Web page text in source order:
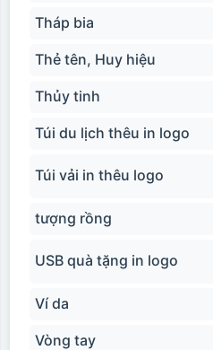
Tháp bia
Thẻ tên, Huy hiệu
Thủy tinh
Túi du lịch thêu in logo
Túi vải in thêu logo
tượng rồng
USB quà tặng in logo
Ví da
Vòng tay